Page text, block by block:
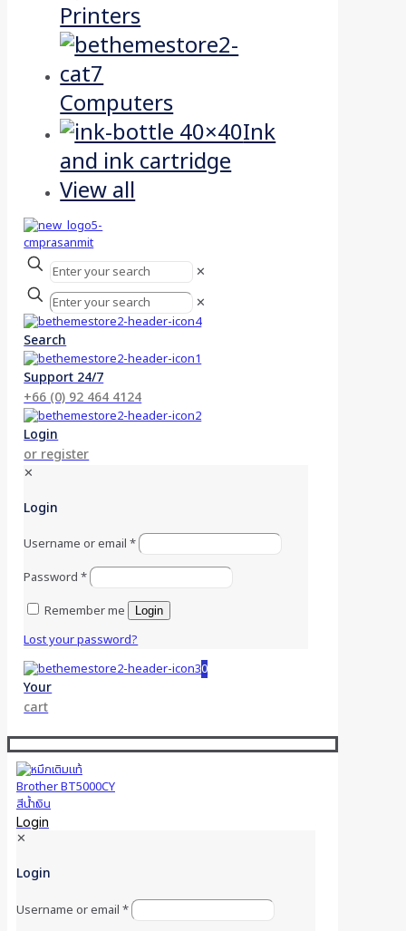
Printers
Computers
Ink
and ink cartridge
View all
✕
✕
Search
Support 24/7
+66 (0) 92 464 4124
Login
or register
✕
Login
Username or email*
Password*
Remember me
Login
Lost your password?
0
Your
cart
Login
✕
Login
Username or email *